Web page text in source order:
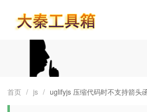
首页 / js / uglifyjs 压缩代码时不支持箭头